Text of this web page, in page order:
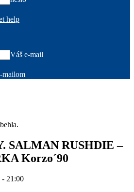
help
Váš e-mail
mailom
SALMAN RUSHDIE –
Korzo´90
- 21:00